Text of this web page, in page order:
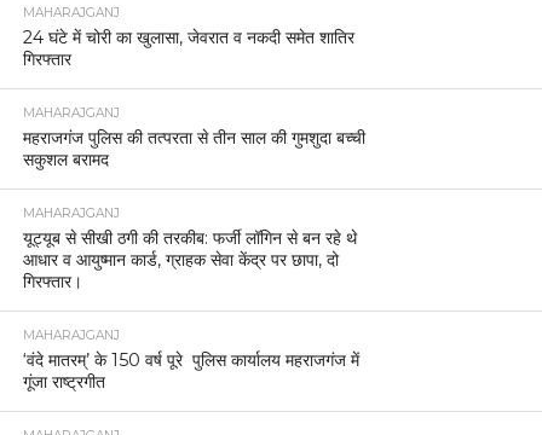
MAHARAJGANJ
24 घंटे में चोरी का खुलासा, जेवरात व नकदी समेत शातिर
गिरफ्तार
MAHARAJGANJ
महराजगंज पुलिस की तत्परता से तीन साल की गुमशुदा बच्ची
सकुशल बरामद
MAHARAJGANJ
यूट्यूब से सीखी ठगी की तरकीब: फर्जी लॉगिन से बन रहे थे
आधार व आयुष्मान कार्ड, ग्राहक सेवा केंद्र पर छापा, दो
गिरफ्तार।
MAHARAJGANJ
‘वंदे मातरम्’ के 150 वर्ष पूरे पुलिस कार्यालय महराजगंज में
गूंजा राष्ट्रगीत